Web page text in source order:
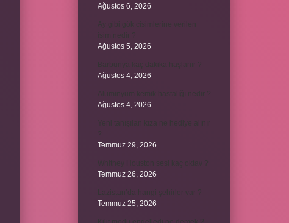
Ağustos 6, 2026
Ay gibi gök cisimlerine verilen
isim nedir ?
Ağustos 5, 2026
Barbunya kaç dakika haşlanır ?
Ağustos 4, 2026
Alüminyum kemik hastalığı nedir ?
Ağustos 4, 2026
Yeni tanışılan kıza ne hediye alınır
Temmuz 29, 2026
Whitney Houston sesi kaç oktav ?
Temmuz 26, 2026
Temmuz 25, 2026